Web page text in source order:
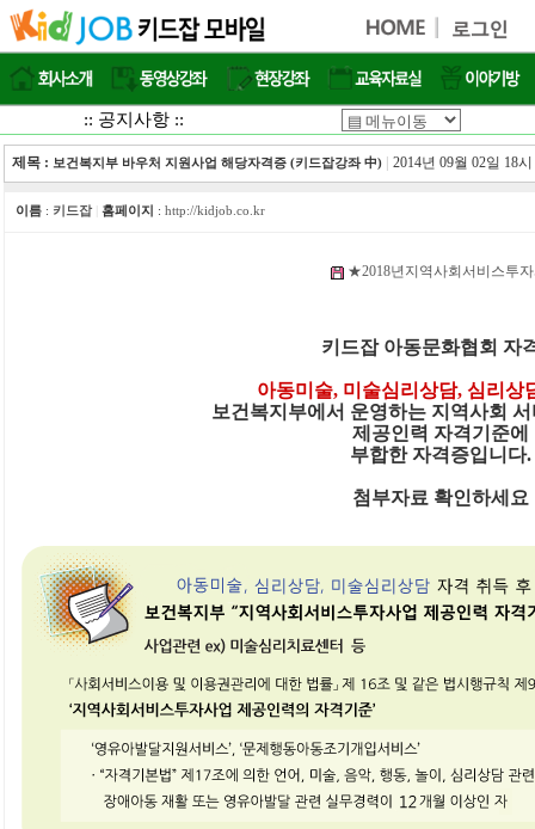
:: 공지사항 ::
제목 : 보건복지부 바우처 지원사업 해당자격증 (키드잡강좌 中) 2014년 09월 02일 18
이름 : 키드잡 홈페이지 : http://kidjob.co.kr
★2018년지역사회서비스투
키드잡 아동문화협회 자
아동미술, 미술심리상담, 심리상
보건복지부에서 운영하는 지역사회
제공인력 자격기준에
부합한 자격증입니다.
첨부자료 확인하세요